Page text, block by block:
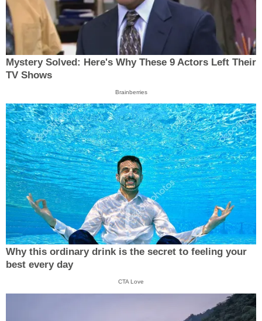
Mystery Solved: Here's Why These 9 Actors Left Their
TV Shows
Brainberries
Why this ordinary drink is the secret to feeling your
best every day
CTA Love